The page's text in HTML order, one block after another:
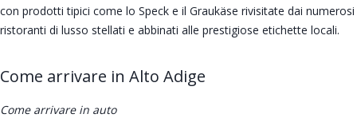
con prodotti tipici come lo Speck e il Graukäse rivisitate dai numerosi
ristoranti di lusso stellati e abbinati alle prestigiose etichette locali.
Come arrivare in Alto Adige
Come arrivare in auto